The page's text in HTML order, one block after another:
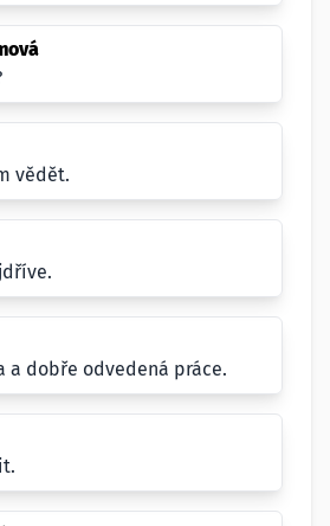
vědět.
a dobře odvedená práce.